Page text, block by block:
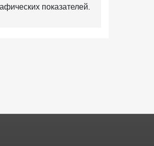
показателей.